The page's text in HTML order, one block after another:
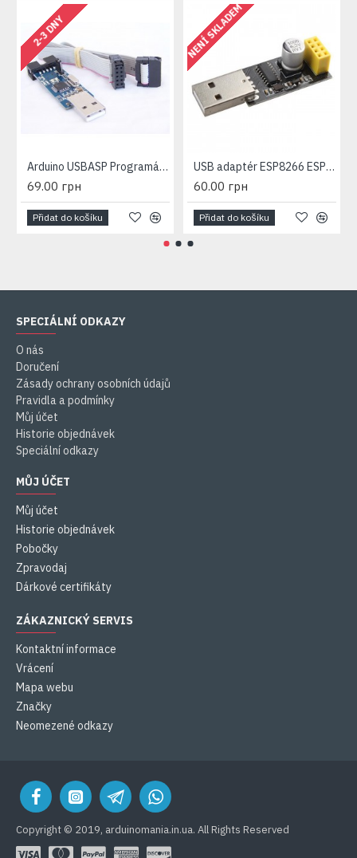
2-3 DNY
Arduino USBASP Programátor isp avr
69.00 грн
Přidat do košíku
NENÍ SKLADEM
USB adaptér ESP8266 ESP-01
60.00 грн
Přidat do košíku
SPECIÁLNÍ ODKAZY
O nás
Doručení
Zásady ochrany osobních údajů
Pravidla a podmínky
Můj účet
Historie objednávek
Speciální odkazy
MŮJ ÚČET
Můj účet
Historie objednávek
Pobočky
Zpravodaj
Dárkové certifikáty
ZÁKAZNICKÝ SERVIS
Kontaktní informace
Vrácení
Mapa webu
Značky
Neomezené odkazy
Copyright © 2019, arduinomania.in.ua. All Rights Reserved